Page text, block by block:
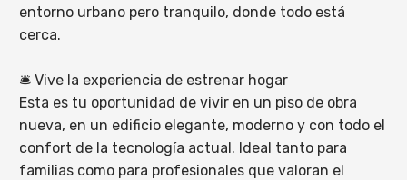
entorno urbano pero tranquilo, donde todo está
cerca.
🛎️ Vive la experiencia de estrenar hogar
Esta es tu oportunidad de vivir en un piso de obra
nueva, en un edificio elegante, moderno y con todo el
confort de la tecnología actual. Ideal tanto para
familias como para profesionales que valoran el